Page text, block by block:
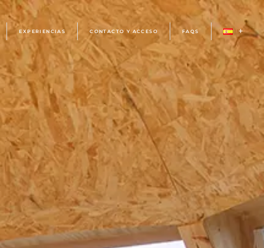
EXPERIENCIAS CONTACTO Y ACCESO FAQS